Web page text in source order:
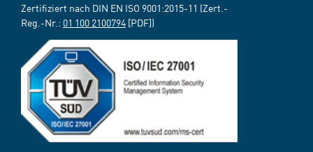
Zertifiziert nach DIN EN ISO 9001:2015-11 (Zert.-
Reg.-Nr.: 01 100 2100794 [PDF])